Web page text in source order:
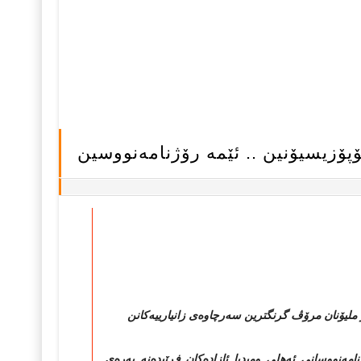
.. ئێمه‌ رۆژنامه‌نووسین
ملیۆنان مرۆڤ گرنگترین سه‌رچاوه‌ی زانیارییه‌كانن